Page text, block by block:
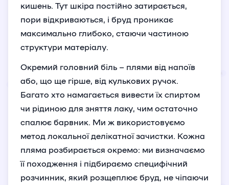
кишень. Тут шкіра постійно затирається,
пори відкриваються, і бруд проникає
максимально глибоко, стаючи частиною
структури матеріалу.
Окремий головний біль – плями від напоїв
або, що ще гірше, від кулькових ручок.
Багато хто намагається вивести їх спиртом
чи рідиною для зняття лаку, чим остаточно
спалює барвник. Ми ж використовуємо
метод локальної делікатної зачистки. Кожна
пляма розбирається окремо: ми визначаємо
її походження і підбираємо специфічний
розчинник, який розщеплює бруд, не чіпаючи